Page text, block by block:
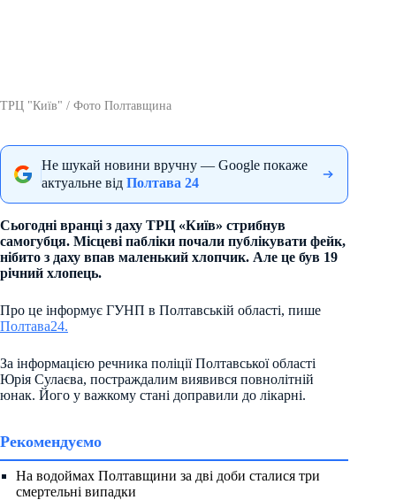
ТРЦ "Київ" / Фото Полтавщина
Не шукай новини вручну — Google покаже
актуальне від Полтава 24
Сьогодні вранці з даху ТРЦ «Київ» стрибнув
самогубця. Місцеві пабліки почали публікувати фейк,
нібито з даху впав маленький хлопчик. Але це був 19
річний хлопець.
Про це інформує ГУНП в Полтавській області, пише
Полтава24.
За інформацією речника поліції Полтавської області
Юрія Сулаєва, постраждалим виявився повнолітній
юнак. Його у важкому стані доправили до лікарні.
Рекомендуємо
На водоймах Полтавщини за дві доби сталися три
смертельні випадки